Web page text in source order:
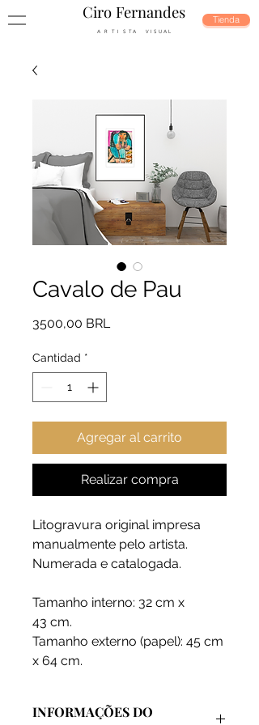
Ciro Fernandes
A R T I S T A V I S U A L
Tienda
Cavalo de Pau
3500,00 BRL
Cantidad *
Agregar al carrito
Realizar compra
Litogravura original impresa
manualmente pelo artista.
Numerada e catalogada.
Tamanho interno: 32 cm x
43 cm.
Tamanho externo (papel): 45 cm
x 64 cm.
INFORMAÇÕES DO